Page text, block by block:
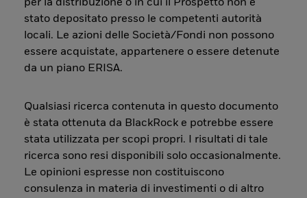
per la distribuzione o in cui il Prospetto non è
stato depositato presso le competenti autorità
locali. Le azioni delle Società/Fondi non possono
essere acquistate, appartenere o essere detenute
da un piano ERISA.
Qualsiasi ricerca contenuta in questo documento
è stata ottenuta da BlackRock e potrebbe essere
stata utilizzata per scopi propri. I risultati di tale
ricerca sono resi disponibili solo occasionalmente.
Le opinioni espresse non costituiscono
consulenza in materia di investimenti o di altro